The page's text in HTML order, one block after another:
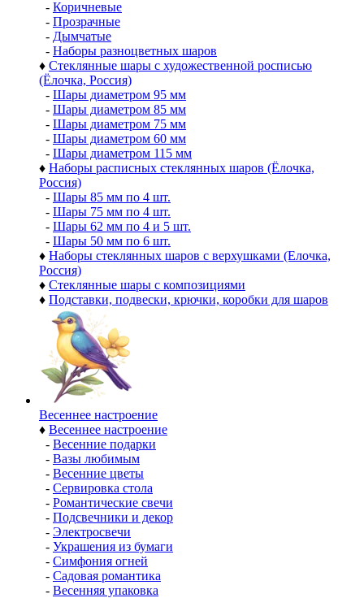
- Коричневые
- Прозрачные
- Дымчатые
- Наборы разноцветных шаров
♦ Стеклянные шары с художественной росписью
(Ёлочка, Россия)
- Шары диаметром 95 мм
- Шары диаметром 85 мм
- Шары диаметром 75 мм
- Шары диаметром 60 мм
- Шары диаметром 115 мм
♦ Наборы расписных стеклянных шаров (Ёлочка,
Россия)
- Шары 85 мм по 4 шт.
- Шары 75 мм по 4 шт.
- Шары 62 мм по 4 и 5 шт.
- Шары 50 мм по 6 шт.
♦ Наборы стеклянных шаров с верхушками (Елочка,
Россия)
♦ Стеклянные шары с композициями
♦ Подставки, подвески, крючки, коробки для шаров
Весеннее настроение
♦ Весеннее настроение
- Весенние подарки
- Вазы любимым
- Весенние цветы
- Сервировка стола
- Романтические свечи
- Подсвечники и декор
- Электросвечи
- Украшения из бумаги
- Симфония огней
- Садовая романтика
- Весенняя упаковка